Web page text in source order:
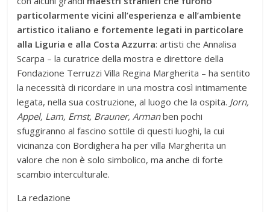
particolarmente vicini all’esperienza e all’ambiente
artistico italiano e fortemente legati in particolare
alla Liguria e alla Costa Azzurra: artisti che Annalisa
Scarpa – la curatrice della mostra e direttore della
Fondazione Terruzzi Villa Regina Margherita – ha sentito
la necessità di ricordare in una mostra così intimamente
legata, nella sua costruzione, al luogo che la ospita. Jorn,
Appel, Lam, Ernst, Brauner, Armanben pochi
sfuggiranno al fascino sottile di questi luoghi, la cui
vicinanza con Bordighera ha per villa Margherita un
valore che non è solo simbolico, ma anche di forte
scambio interculturale.
La redazione